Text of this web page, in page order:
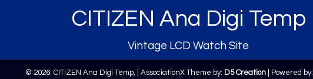
CITIZEN Ana Digi Temp
Vintage LCD Watch Site
© 2026: CITIZEN Ana Digi Temp, | AssociationX Theme by: D5 Creation| Powered by: